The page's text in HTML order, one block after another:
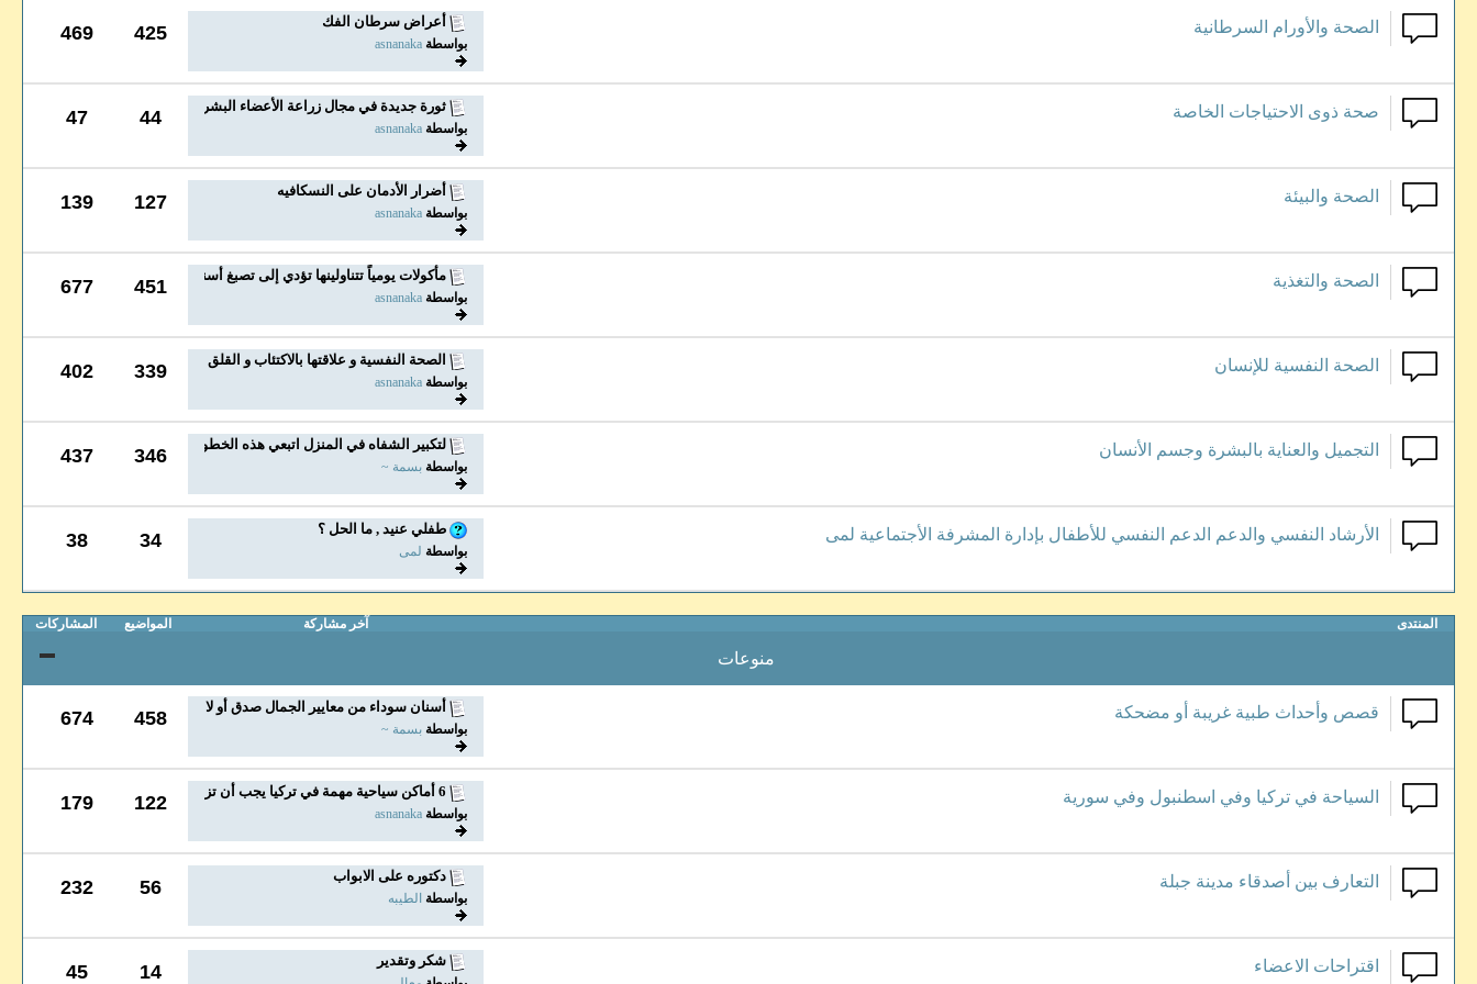
الصحة والأورام السرطانية أعراض سرطان الفك
بواسطة asnanaka
425
469
صحة ذوى الاحتياجات الخاصة ثورة جديدة في مجال زراعة الأعضاء البشرية .. طباعة...
بواسطة asnanaka
44
47
الصحة والبيئة أضرار الأدمان على النسكافيه
بواسطة asnanaka
127
139
الصحة والتغذية مأكولات يومياً تتناولينها تؤدي إلى تصبغ أسنانك
بواسطة asnanaka
451
677
الصحة النفسية للإنسان الصحة النفسية و علاقتها بالاكتئاب و القلق
بواسطة asnanaka
339
402
التجميل والعناية بالبشرة وجسم الأنسان لتكبير الشفاه في المنزل اتبعي هذه الخطوات !
بواسطة بسمة ~ 346
437
الأرشاد النفسي والدعم الدعم النفسي للأطفال بإدارة المشرفة الأجتماعية لمى طفلي عنيد , ما الحل ؟
بواسطة لمى 34
38
المنتدى آخر مشاركة المواضيع المشاركات
منوعات
قصص وأحداث طبية غريبة أو مضحكة أسنان سوداء من معايير الجمال صدق أو لا تصدق
بواسطة بسمة ~ 458
674
السياحة في تركيا وفي اسطنبول وفي سورية 6 أماكن سياحية مهمة في تركيا يجب أن تزوروها
بواسطة asnanaka
122
179
التعارف بين أصدقاء مدينة جبلة دكتوره على الابواب
بواسطة الطيبه 56
232
اقتراحات الاعضاء شكر وتقدير
14
45